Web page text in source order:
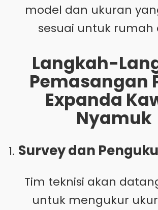
model dan ukuran
sesuai untuk rumah
Langkah-
Pemasangan
Expanda
Nyamuk
Survey dan
Tim teknisi akan
untuk mengukur